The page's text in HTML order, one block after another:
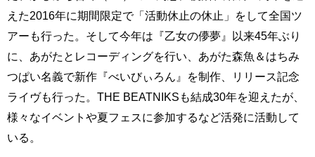
えた2016年に期間限定で「活動休止の休止」をして全国ツ
アーも行った。そして今年は『乙女の儚夢』以来45年ぶり
に、あがたとレコーディングを行い、あがた森魚＆はちみ
つぱい名義で新作『べいびぃろん』を制作、リリース記念
ライヴも行った。THE BEATNIKSも結成30年を迎えたが、
様々なイベントや夏フェスに参加するなど活発に活動して
いる。